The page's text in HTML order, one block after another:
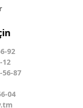
92
12
56-87
04